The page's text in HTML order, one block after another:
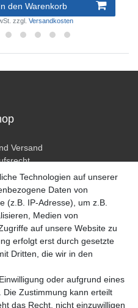
den Warenkorb
zzgl.Versandkosten
Versand
Technologien auf unserer
Daten von
(z.B. IP-Adresse), um z.B.
Medien von
auf unsere Website zu
erfolgt erst durch gesetzte
Dritten, die wir in den
oder aufgrund eines
Zustimmung kann erteilt
das Recht, nicht einzuwilligen